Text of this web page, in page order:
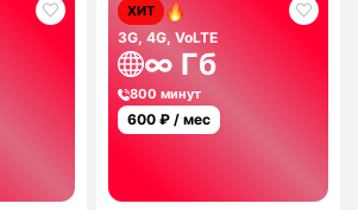
ХИТ
3G, 4G, VoLTE
∞ Гб
800 минут
600 ₽ / мес